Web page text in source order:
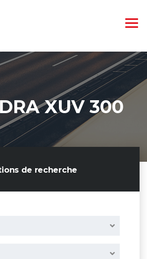
XUV 300
de recherche